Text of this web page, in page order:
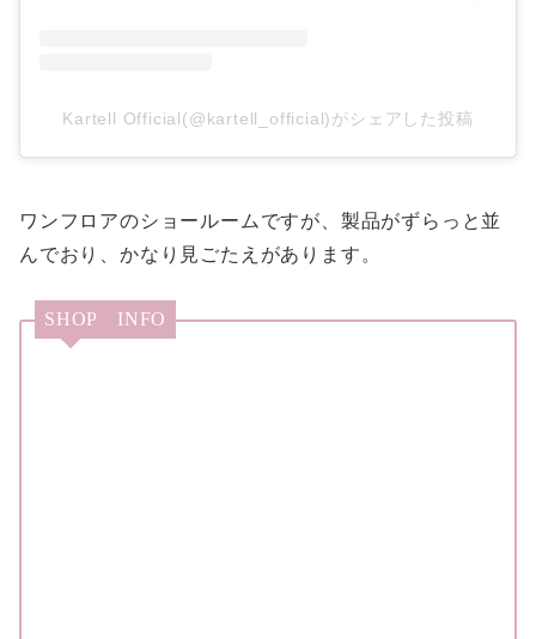
Kartell Official(@kartell_official)がシェアした投稿
ワンフロアのショールームですが、製品がずらっと並
んでおり、かなり見ごたえがあります。
SHOP INFO